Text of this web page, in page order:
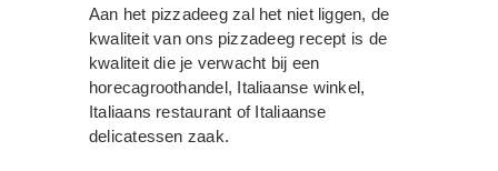
Aan het pizzadeeg zal het niet liggen, de
kwaliteit van ons pizzadeeg recept is de
kwaliteit die je verwacht bij een
horecagroothandel, Italiaanse winkel,
Italiaans restaurant of Italiaanse
delicatessen zaak.